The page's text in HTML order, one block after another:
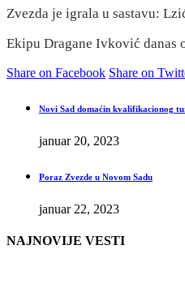
Zvezda je igrala u sastavu:
Ekipu Dragane Ivković danas
Share on Facebook Share on
Novi Sad domaćin kvalifikacionog
januar 20, 2023
Poraz Zvezde u Novom Sadu
januar 22, 2023
NAJNOVIJE VESTI